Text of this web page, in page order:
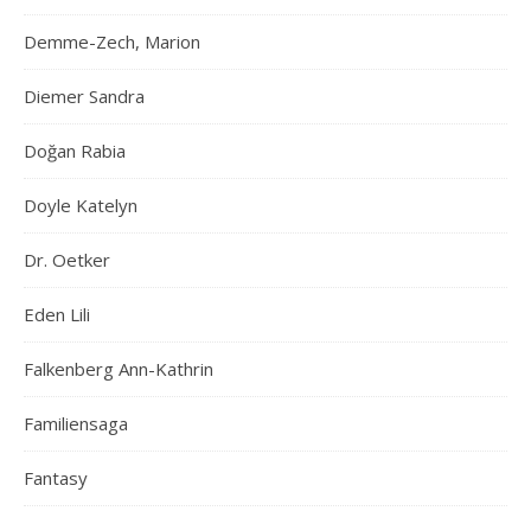
Demme-Zech, Marion
Diemer Sandra
Doğan Rabia
Doyle Katelyn
Dr. Oetker
Eden Lili
Falkenberg Ann-Kathrin
Familiensaga
Fantasy